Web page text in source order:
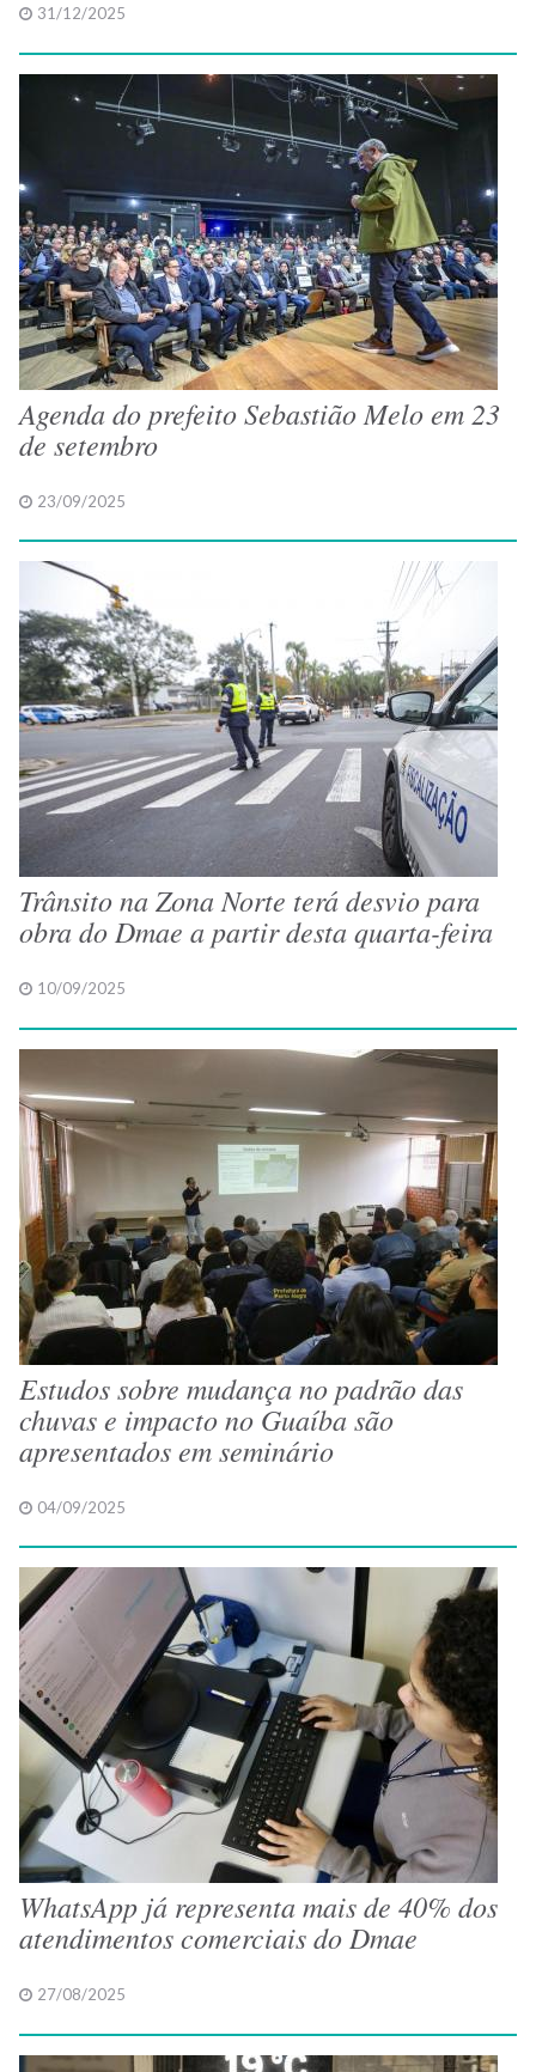
31/12/2025
Agenda do prefeito Sebastião Melo em 23
de setembro
23/09/2025
Trânsito na Zona Norte terá desvio para
obra do Dmae a partir desta quarta-feira
10/09/2025
Estudos sobre mudança no padrão das
chuvas e impacto no Guaíba são
apresentados em seminário
04/09/2025
WhatsApp já representa mais de 40% dos
atendimentos comerciais do Dmae
27/08/2025